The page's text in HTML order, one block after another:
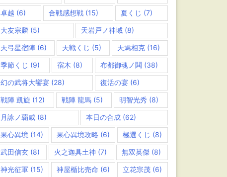
卓越 (6) 合戦感想戦(15) 夏くじ (7)
大友宗麟 (5) 天岩戸ノ神域 (8)
天弓星宿陣 (6) 天戦くじ (5) 天焉相克(16)
季節くじ (9) 宿木 (8) 布都御魂ノ鬨(38)
幻の武将大饗宴 (28) 復活の宴 (6)
戦陣 凱旋 (12) 戦陣 龍馬(5) 明智光秀 (8)
月詠ノ覇威 (8) 本日の合成 (62)
果心異境 (14) 果心異境攻略 (6) 極選くじ (8)
武田信玄 (8) 火之迦具土神 (7) 無双英傑(8)
神光征軍 (15) 神屋楯比売命 (6) 立花宗茂 (6)